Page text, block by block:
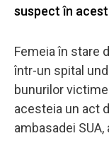
suspect în
Femeia în stare
într-un spital
bunurilor
acesteia un act
ambasadei